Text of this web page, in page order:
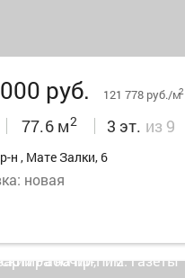
руб. 121 778 руб./м2
77.6 м2 3 эт. из 9
н , Мате Залки, 6
новая